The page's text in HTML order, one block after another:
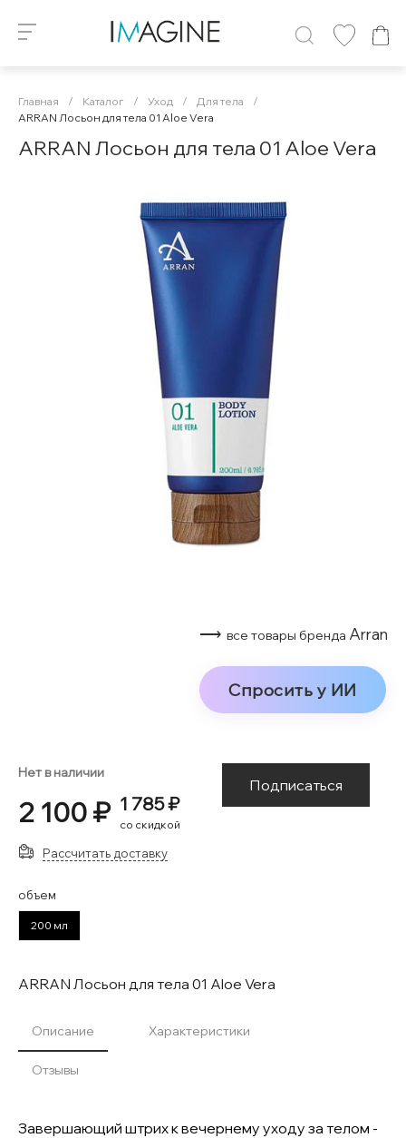
Главная / Каталог / Уход / Для тела
/
ARRAN Лосьон для тела 01 Aloe Vera
ARRAN Лосьон для тела 01 Aloe Vera
⟶ все товары бренда Arran
Спросить у ИИ
Нет в наличии
2 100 ₽ 1 785 ₽
со скидкой
Подписаться
Рассчитать доставку
объем
200 мл
ARRAN Лосьон для тела 01 Aloe Vera
Описание Характеристики
Отзывы
Завершающий штрих к вечернему уходу за телом -